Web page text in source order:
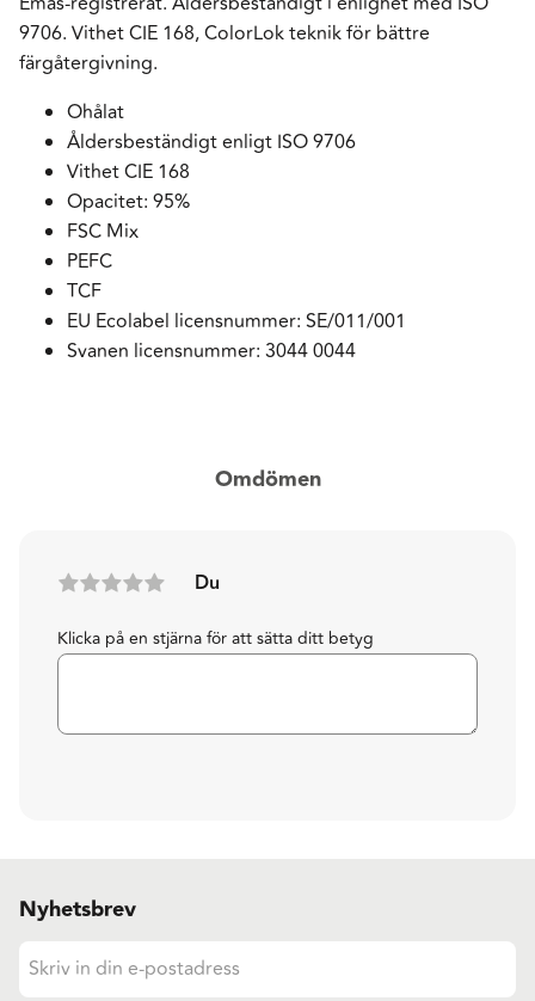
9706. Vithet CIE 168, ColorLok teknik för bättre
färgåtergivning.
Ohålat
Åldersbeständigt enligt ISO 9706
Vithet CIE 168
Opacitet: 95%
FSC Mix
PEFC
TCF
EU Ecolabel licensnummer: SE/011/001
Svanen licensnummer: 3044 0044
Omdömen
Du
Klicka på en stjärna för att sätta ditt betyg
Nyhetsbrev